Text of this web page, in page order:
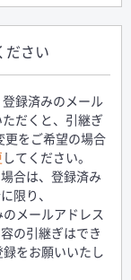
ださい
録済みのメール
だくと、引継ぎ
更をご希望の場合
してください。
合は、登録済み
限り、
メールアドレス
の引継ぎはでき
をお願いいたし